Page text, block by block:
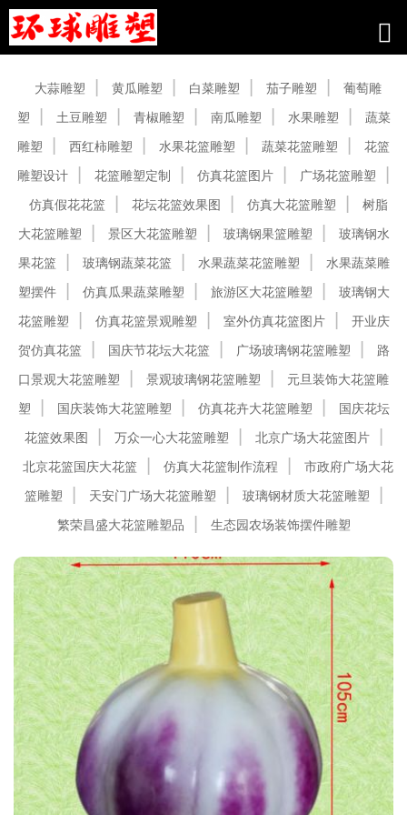
大蒜雕塑 黄瓜雕塑 白菜雕塑 茄子雕塑
葡萄雕
塑
土豆雕塑 青椒雕塑 南瓜雕塑 水果雕塑
蔬菜
雕塑
西红柿雕塑 水果花篮雕塑 蔬菜花篮雕塑
花篮
雕塑设计
花篮雕塑定制 仿真花篮图片
广场花篮雕塑
仿真假花花篮
花坛花篮效果图 仿真大花篮雕塑
树脂
大花篮雕塑
景区大花篮雕塑 玻璃钢果篮雕塑
玻璃钢水
果花篮
玻璃钢蔬菜花篮 水果蔬菜花篮雕塑
水果蔬菜雕
塑摆件
仿真瓜果蔬菜雕塑 旅游区大花篮雕塑
玻璃钢大
花篮雕塑
仿真花篮景观雕塑 室外仿真花篮图片
开业庆
贺仿真花篮
国庆节花坛大花篮 广场玻璃钢花篮雕塑
路
口景观大花篮雕塑
景观玻璃钢花篮雕塑
元旦装饰大花篮雕
塑
国庆装饰大花篮雕塑 仿真花卉大花篮雕塑
国庆花坛
花篮效果图
万众一心大花篮雕塑
北京广场大花篮图片
北京花篮国庆大花篮
仿真大花篮制作流程
市政府广场大花
篮雕塑
天安门广场大花篮雕塑
玻璃钢材质大花篮雕塑
繁荣昌盛大花篮雕塑品
生态园农场装饰摆件雕塑